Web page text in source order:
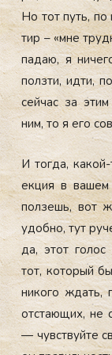
Но тот путь,
тир – «мне
па­даю, я
пол­зти, ид­ти,
сей­час за
ним, то я его
И тог­да,
ек­ция в ва­шем
пол­зешь, вот
удоб­но, тут
да, этот го­лос
тот, ко­торый
ни­кого ждать,
от­ста­ющих, не
— чувс­твуй­те